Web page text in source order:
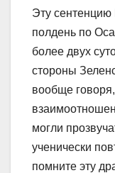
Эту сентенцию
полдень по
более двух
стороны
вообще
могли
ученически
помните эту